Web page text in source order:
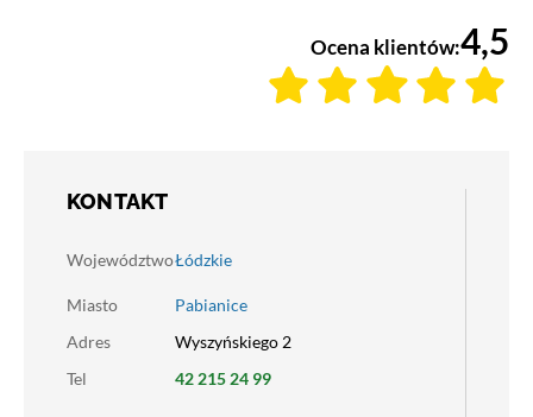
Ocena klientów:4,5
KONTAKT
WojewództwoŁódzkie
Miasto
Pabianice
Adres
Wyszyńskiego 2
Tel
42 215 24 99